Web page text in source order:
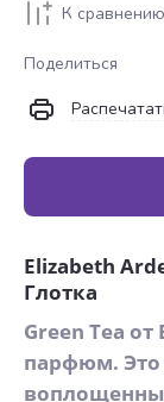
К сравнению
Поделиться
Elizabeth
Глотка
Green Tea
парфюм. Это